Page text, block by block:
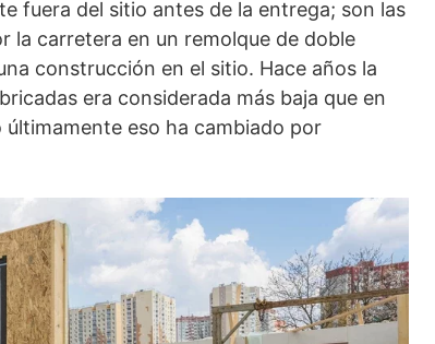
fuera del sitio antes de la entrega; son las
la carretera en un remolque de doble
construcción en el sitio. Hace años la
era considerada más baja que en
eso ha cambiado por